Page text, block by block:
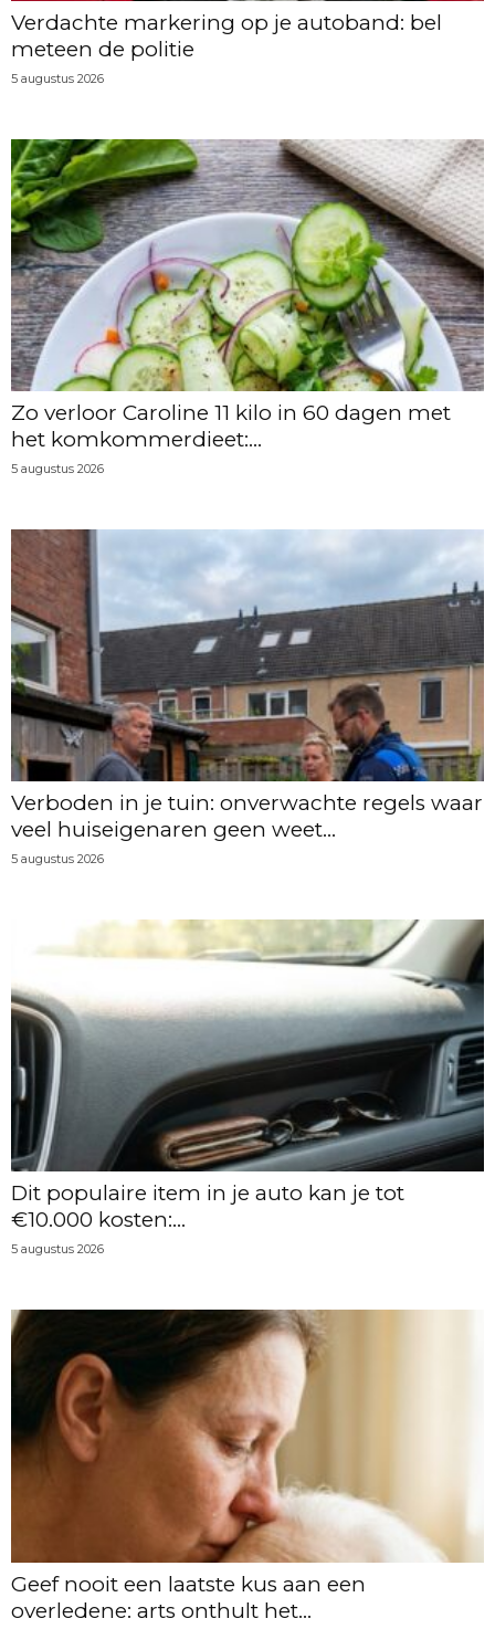
Verdachte markering op je autoband: bel
meteen de politie
5 augustus 2026
Zo verloor Caroline 11 kilo in 60 dagen met
het komkommerdieet:...
5 augustus 2026
Verboden in je tuin: onverwachte regels waar
veel huiseigenaren geen weet...
5 augustus 2026
Dit populaire item in je auto kan je tot
€10.000 kosten:...
5 augustus 2026
Geef nooit een laatste kus aan een
overledene: arts onthult het...